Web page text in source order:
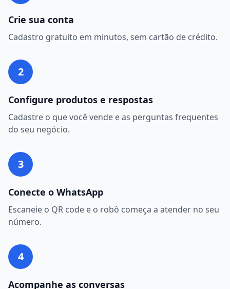
Crie sua conta
Cadastro gratuito em minutos, sem cartão de crédito.
2
Configure produtos e respostas
Cadastre o que você vende e as perguntas frequentes
do seu negócio.
3
Conecte o WhatsApp
Escaneie o QR code e o robô começa a atender no seu
número.
4
Acompanhe as conversas